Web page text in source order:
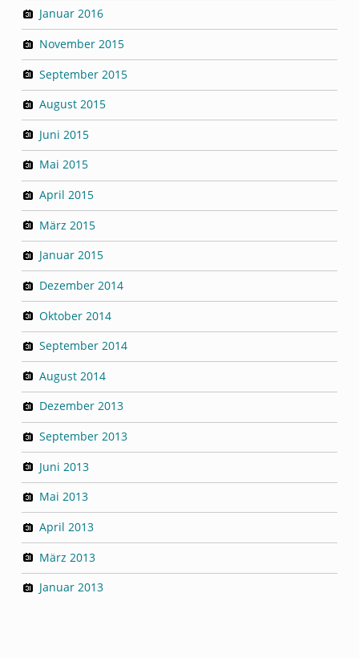
Januar 2016
November 2015
September 2015
August 2015
Juni 2015
Mai 2015
April 2015
März 2015
Januar 2015
Dezember 2014
Oktober 2014
September 2014
August 2014
Dezember 2013
September 2013
Juni 2013
Mai 2013
April 2013
März 2013
Januar 2013